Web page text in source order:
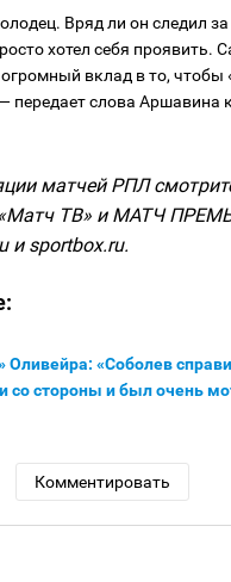
Вряд ли он следил
хотел себя проявить.
огромный вклад в то, чтобы
передает слова Аршавина
матчей РПЛ
«Матч ТВ» и МАТЧ
и sportbox.ru.
Оливейра: «Соболев
со стороны и был очень
Комментировать